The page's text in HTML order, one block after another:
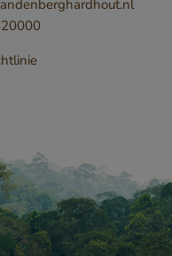
erforderliche Cookies
Kernfunktionen der Website
nicht ordnungsgemäß